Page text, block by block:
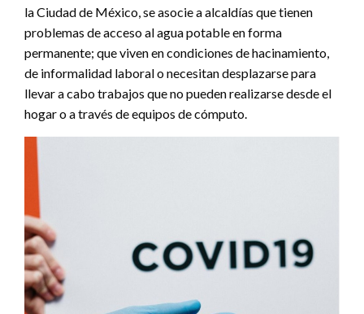
la Ciudad de México, se asocie a alcaldías que tienen
problemas de acceso al agua potable en forma
permanente; que viven en condiciones de hacinamiento,
de informalidad laboral o necesitan desplazarse para
llevar a cabo trabajos que no pueden realizarse desde el
hogar o a través de equipos de cómputo.